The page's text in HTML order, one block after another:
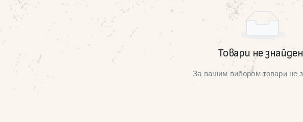
Товари не
За вашим вибором товари не